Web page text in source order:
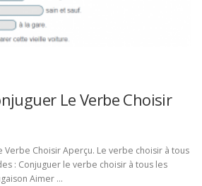
Le Verbe Choisir
Verbe Choisir Aperçu. Le verbe choisir à tous
: Conjuguer le verbe choisir à tous les
Aimer …